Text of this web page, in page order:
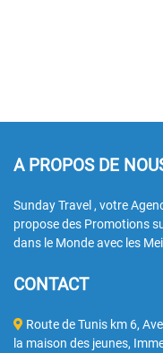
A PROPOS DE
Sunday Travel , votre
propose des Promotions
dans le Monde avec les
CONTACT
Route de Tunis km 6,
la maison des jeunes,